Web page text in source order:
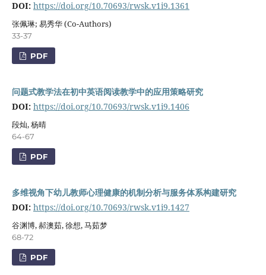
DOI: https://doi.org/10.70693/rwsk.v1i9.1361
张佩琳; 易秀华 (Co-Authors)
33-37
PDF
问题式教学法在初中英语阅读教学中的应用策略研究
DOI: https://doi.org/10.70693/rwsk.v1i9.1406
段灿, 杨晴
64-67
PDF
多维视角下幼儿教师心理健康的机制分析与服务体系构建研究
DOI: https://doi.org/10.70693/rwsk.v1i9.1427
谷渊博, 郝澳茹, 徐想, 马茹梦
68-72
PDF